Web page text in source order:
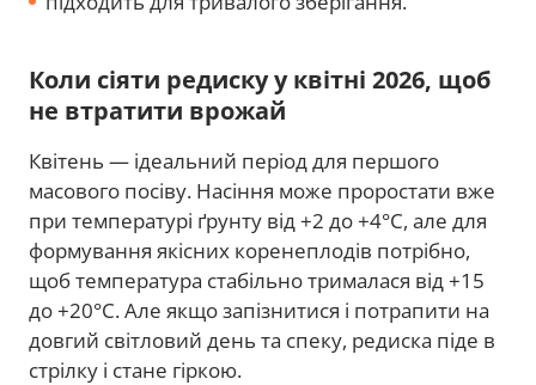
Коли сіяти редиску у квітні 2026, щоб
не втратити врожай
Квітень — ідеальний період для першого
масового посіву. Насіння може проростати вже
при температурі ґрунту від +2 до +4°C, але для
формування якісних коренеплодів потрібно,
щоб температура стабільно трималася від +15
до +20°C. Але якщо запізнитися і потрапити на
довгий світловий день та спеку, редиска піде в
стрілку і стане гіркою.